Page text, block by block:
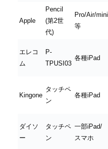
Apple
Pencil
(第2世
代)
Pro/Air/mini
等
エレコ
ム
P-
TPUSI03
各種iPad
Kingone
タッチペ
ン
各種iPad
ダイソ
ー
タッチペ
ン
一部iPad/
スマホ